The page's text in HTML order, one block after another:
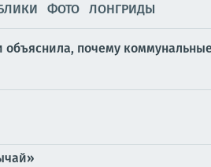
ФОТО ЛОНГРИДЫ
почему